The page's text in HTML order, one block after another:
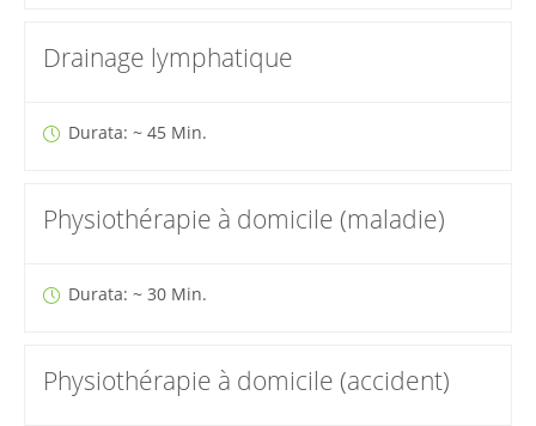
Drainage lymphatique
Durata: ~ 45 Min.
Physiothérapie à domicile (maladie)
Durata: ~ 30 Min.
Physiothérapie à domicile (accident)